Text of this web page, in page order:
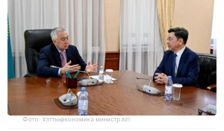
Фото: Ұлттық экономика министрлігі